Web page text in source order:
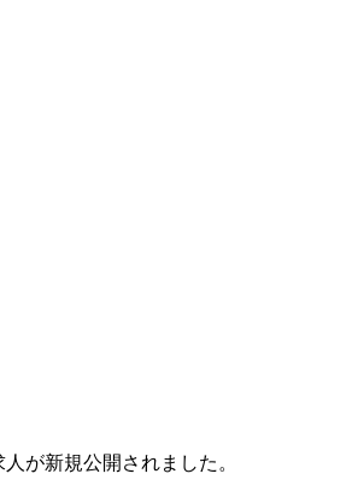
が新規公開されました。